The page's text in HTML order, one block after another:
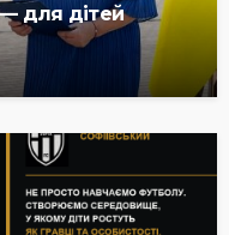
для дітей